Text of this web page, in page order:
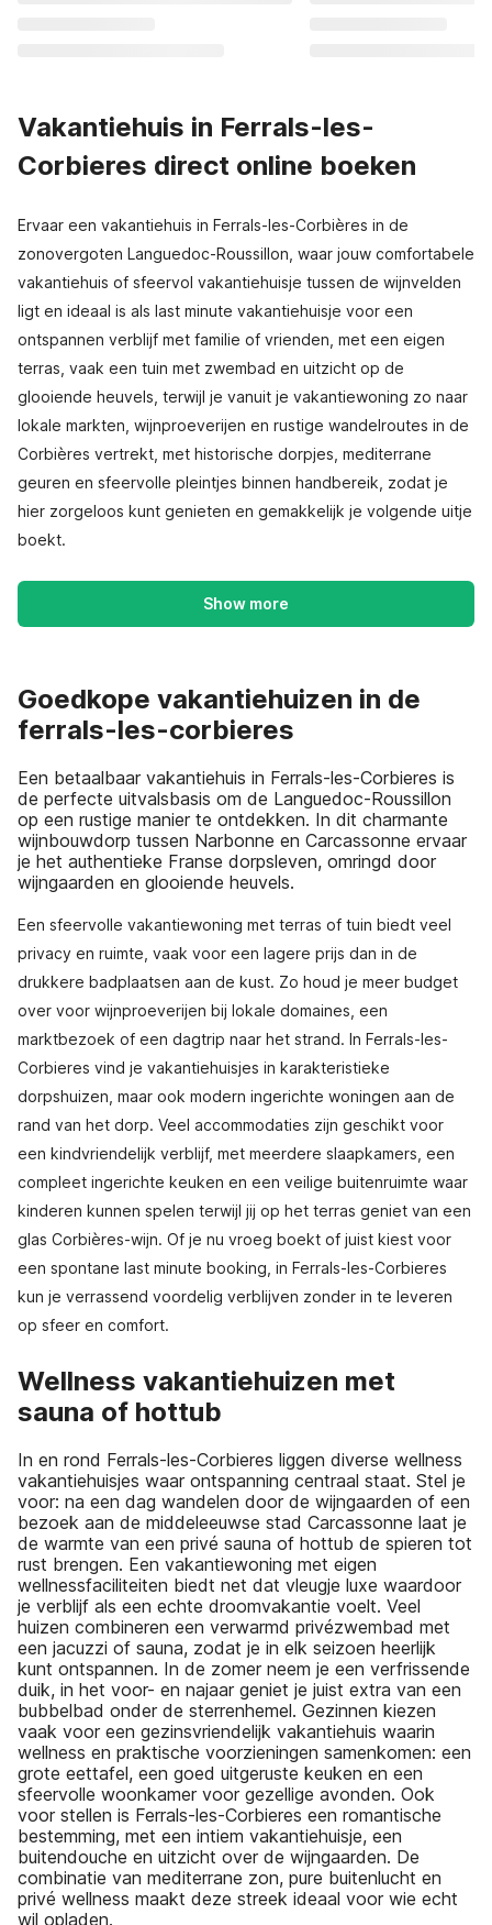
Vakantiehuis in Ferrals-les-
Corbieres direct online boeken
Ervaar een vakantiehuis in Ferrals-les-Corbières in de
zonovergoten Languedoc-Roussillon, waar jouw comfortabele
vakantiehuis of sfeervol vakantiehuisje tussen de wijnvelden
ligt en ideaal is als last minute vakantiehuisje voor een
ontspannen verblijf met familie of vrienden, met een eigen
terras, vaak een tuin met zwembad en uitzicht op de
glooiende heuvels, terwijl je vanuit je vakantiewoning zo naar
lokale markten, wijnproeverijen en rustige wandelroutes in de
Corbières vertrekt, met historische dorpjes, mediterrane
geuren en sfeervolle pleintjes binnen handbereik, zodat je
hier zorgeloos kunt genieten en gemakkelijk je volgende uitje
boekt.
Show more
Goedkope vakantiehuizen in de
ferrals-les-corbieres
Een betaalbaar vakantiehuis in Ferrals-les-Corbieres is
de perfecte uitvalsbasis om de Languedoc-Roussillon
op een rustige manier te ontdekken. In dit charmante
wijnbouwdorp tussen Narbonne en Carcassonne ervaar
je het authentieke Franse dorpsleven, omringd door
wijngaarden en glooiende heuvels.
Een sfeervolle vakantiewoning met terras of tuin biedt veel
privacy en ruimte, vaak voor een lagere prijs dan in de
drukkere badplaatsen aan de kust. Zo houd je meer budget
over voor wijnproeverijen bij lokale domaines, een
marktbezoek of een dagtrip naar het strand. In Ferrals-les-
Corbieres vind je vakantiehuisjes in karakteristieke
dorpshuizen, maar ook modern ingerichte woningen aan de
rand van het dorp. Veel accommodaties zijn geschikt voor
een kindvriendelijk verblijf, met meerdere slaapkamers, een
compleet ingerichte keuken en een veilige buitenruimte waar
kinderen kunnen spelen terwijl jij op het terras geniet van een
glas Corbières-wijn. Of je nu vroeg boekt of juist kiest voor
een spontane last minute booking, in Ferrals-les-Corbieres
kun je verrassend voordelig verblijven zonder in te leveren
op sfeer en comfort.
Wellness vakantiehuizen met
sauna of hottub
In en rond Ferrals-les-Corbieres liggen diverse wellness
vakantiehuisjes waar ontspanning centraal staat. Stel je
voor: na een dag wandelen door de wijngaarden of een
bezoek aan de middeleeuwse stad Carcassonne laat je
de warmte van een privé sauna of hottub de spieren tot
rust brengen. Een vakantiewoning met eigen
wellnessfaciliteiten biedt net dat vleugje luxe waardoor
je verblijf als een echte droomvakantie voelt. Veel
huizen combineren een verwarmd privézwembad met
een jacuzzi of sauna, zodat je in elk seizoen heerlijk
kunt ontspannen. In de zomer neem je een verfrissende
duik, in het voor- en najaar geniet je juist extra van een
bubbelbad onder de sterrenhemel. Gezinnen kiezen
vaak voor een gezinsvriendelijk vakantiehuis waarin
wellness en praktische voorzieningen samenkomen: een
grote eettafel, een goed uitgeruste keuken en een
sfeervolle woonkamer voor gezellige avonden. Ook
voor stellen is Ferrals-les-Corbieres een romantische
bestemming, met een intiem vakantiehuisje, een
buitendouche en uitzicht over de wijngaarden. De
combinatie van mediterrane zon, pure buitenlucht en
privé wellness maakt deze streek ideaal voor wie echt
wil opladen.